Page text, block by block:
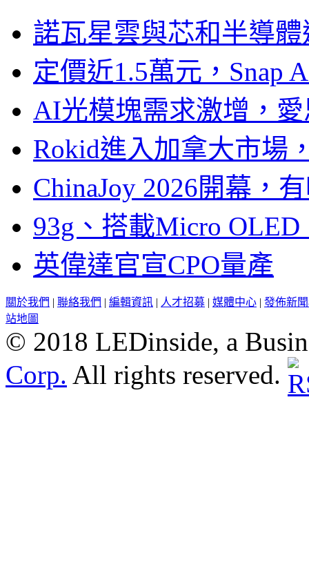
諾瓦星雲與芯和半導
定價近1.5萬元，Snap
AI光模塊需求激增，
Rokid進入加拿大市場
ChinaJoy 2026開幕，
93g、搭載Micro
英偉達官宣CPO量產
關於我們 | 聯絡我們 | 編輯資訊 | 人才招募 | 媒體中心 | 發佈新
站地圖
© 2018 LEDinside, a
Corp. All rights reserved.